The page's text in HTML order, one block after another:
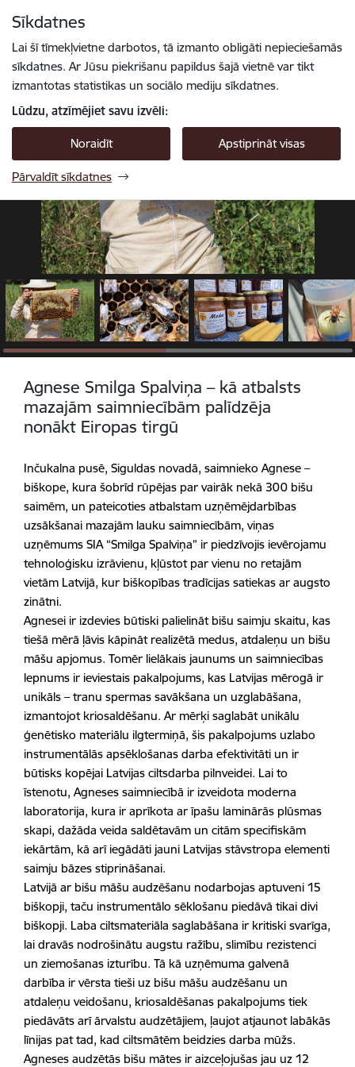
Sīkdatnes
Lai šī tīmekļvietne darbotos, tā izmanto obligāti nepieciešamās
sīkdatnes. Ar Jūsu piekrišanu papildus šajā vietnē var tikt
izmantotas statistikas un sociālo mediju sīkdatnes.
Lūdzu, atzīmējiet savu izvēli:
Noraidīt Apstiprināt visas
Pārvaldīt sīkdatnes
1 / 8
Agnese Smilga Spalviņa – kā atbalsts
mazajām saimniecībām palīdzēja
nonākt Eiropas tirgū
Inčukalna pusē, Siguldas novadā, saimnieko Agnese –
biškope, kura šobrīd rūpējas par vairāk nekā 300 bišu
saimēm, un pateicoties atbalstam uzņēmējdarbības
uzsākšanai mazajām lauku saimniecībām, viņas
uzņēmums SIA “Smilga Spalviņa” ir piedzīvojis ievērojamu
tehnoloģisku izrāvienu, kļūstot par vienu no retajām
vietām Latvijā, kur biškopības tradīcijas satiekas ar augsto
zinātni.
Agnesei ir izdevies būtiski palielināt bišu saimju skaitu, kas
tiešā mērā ļāvis kāpināt realizētā medus, atdaleņu un bišu
māšu apjomus. Tomēr lielākais jaunums un saimniecības
lepnums ir ieviestais pakalpojums, kas Latvijas mērogā ir
unikāls – tranu spermas savākšana un uzglabāšana,
izmantojot kriosaldēšanu. Ar mērķi saglabāt unikālu
ģenētisko materiālu ilgtermiņā, šis pakalpojums uzlabo
instrumentālās apsēklošanas darba efektivitāti un ir
būtisks kopējai Latvijas ciltsdarba pilnveidei. Lai to
īstenotu, Agneses saimniecībā ir izveidota moderna
laboratorija, kura ir aprīkota ar īpašu laminārās plūsmas
skapi, dažāda veida saldētavām un citām specifiskām
iekārtām, kā arī iegādāti jauni Latvijas stāvstropa elementi
saimju bāzes stiprināšanai.
Latvijā ar bišu māšu audzēšanu nodarbojas aptuveni 15
biškopji, taču instrumentālo sēklošanu piedāvā tikai divi
biškopji. Laba ciltsmateriāla saglabāšana ir kritiski svarīga,
lai dravās nodrošinātu augstu ražību, slimību rezistenci
un ziemošanas izturību. Tā kā uzņēmuma galvenā
darbība ir vērsta tieši uz bišu māšu audzēšanu un
atdaleņu veidošanu, kriosaldēšanas pakalpojums tiek
piedāvāts arī ārvalstu audzētājiem, ļaujot atjaunot labākās
līnijas pat tad, kad ciltsmātēm beidzies darba mūžs.
Agneses audzētās bišu mātes ir aizceļojušas jau uz 12